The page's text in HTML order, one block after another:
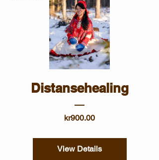
Distansehealing
kr900.00Price
View Details